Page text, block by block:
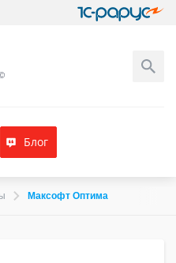
Блог
Максофт Оптима